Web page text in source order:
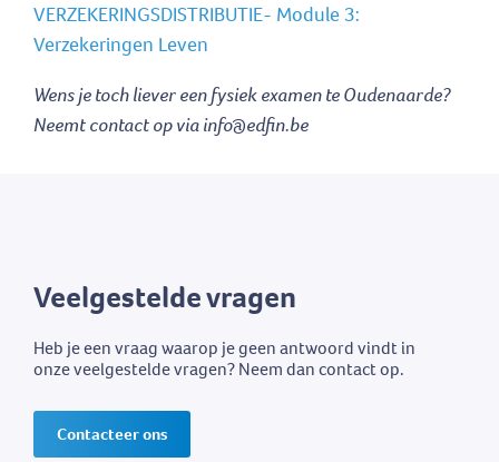
VERZEKERINGSDISTRIBUTIE- Module 3:
Verzekeringen Leven
Wens je toch liever een fysiek examen te Oudenaarde?
Neemt contact op via info@edfin.be
Veelgestelde vragen
Heb je een vraag waarop je geen antwoord vindt in
onze veelgestelde vragen? Neem dan contact op.
Contacteer ons